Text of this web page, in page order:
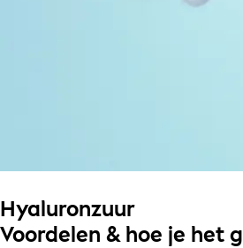
Hyaluronzuur
Voordelen & hoe je het